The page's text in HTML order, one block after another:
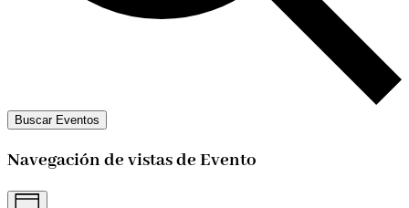
Buscar Eventos
Navegación de vistas de Evento